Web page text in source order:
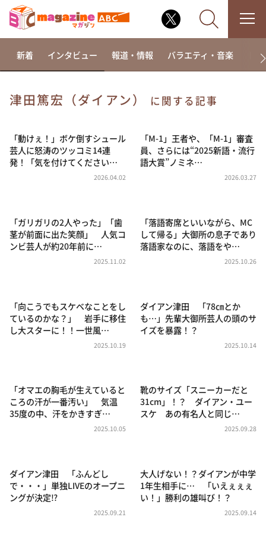
相席食堂
これ余談なんですけど・・・
～人生密着トークバラエティ！～ やすとものいたっ
news おかえり
河合＆A.B.C-Z塚田×福井アナ「なんでやねん！？」
（news おかえり）
朝だ！生です旅サラダ
教えて！ニュースライブ 正義のミカタ
ポツンと一軒家
ザキ山小屋本館
新着 インタビュー 報道・情報 バラエティ・音楽 ド
津田篤宏（ダイアン） に関する記事
「動けぇ！」ボケ倒すシュール
芸人に怒涛のツッコミ14連
発！「気を付けてください…
2026.04.02
「M-1」王者や、「M-1」審査
員、さらには“2025新語・流行
語大賞”ノミネ…
2026.03.27
「ガリガリの2人やった」「歯
茎が前面に出た笑顔」 人気コ
ンビ芸人が約20年前に…
2025.11.02
「落語寄席といいながら、MC
して帰る」大御所の息子であり
落語家なのに、落語をや…
2025.10.26
「向こうでもスケベなことをし
ているのかな？」 岩手に移住
し大スターに！！一世風…
2025.10.19
ダイアン津田 「78㎝とか
も…」先輩大御所芸人の頭のサ
イズを暴露！？
2025.10.14
「オマエの胸毛が生えていると
ころの汗が一番汚い」 気温
35度の中、汗をかきすぎ…
2025.10.05
靴のサイズ「スニーカーだと
31cm」！？ ダイアン・ユー
スケ あの有名人と同じ…
2025.09.28
ダイアン津田 「ふんどし
で・・・」単独LIVEのオープニ
ングが決定⁉
2025.09.21
大人げない！？ダイアンが中学
1年生相手に… 「いえぇぇぇ
い！」勝利の雄叫び！？
2025.09.14